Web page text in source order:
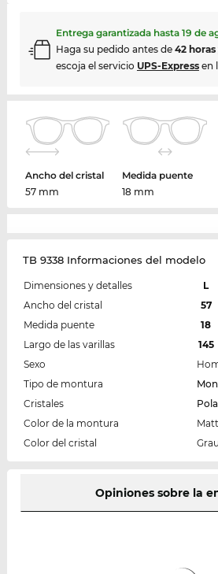
Entrega garantizada hasta 19 de
Haga su pedido antes de 42
escoja el servicio UPS-Expressen
Ancho del cristal
57 mm
Medida puente
18 mm
TB 9338 Informaciones del modelo
Dimensiones y detalles
L
Ancho del cristal
57
Medida puente
18
Largo de las varillas
145
Sexo
Tipo de montura
Cristales
Color de la montura
Color del cristal
Opiniones sobre la